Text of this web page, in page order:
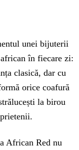
unei bijuterii
în fiecare zi:
clasică, dar cu
orice coafură
la birou
African Red nu